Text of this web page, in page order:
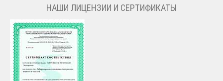
НАШИ ЛИЦЕНЗИИ И СЕРТИФИКАТЫ